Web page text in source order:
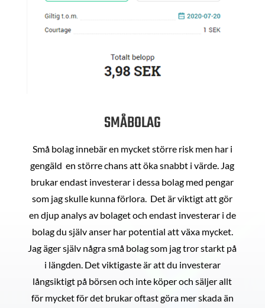
SMÅBOLAG
Små bolag innebär en mycket större risk men har i
gengäld en större chans att öka snabbt i värde. Jag
brukar endast investerar i dessa bolag med pengar
som jag skulle kunna förlora. Det är viktigt att gör
en djup analys av bolaget och endast investerar i de
bolag du själv anser har potential att växa mycket.
Jag äger själv några små bolag som jag tror starkt på
i längden. Det viktigaste är att du investerar
långsiktigt på börsen och inte köper och säljer allt
för mycket för det brukar oftast göra mer skada än